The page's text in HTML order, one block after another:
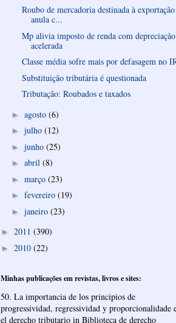
Roubo de mercadoria destinada à exportação
anula c...
Mp alivia imposto de renda com depreciação
acelerada
Classe média sofre mais por defasagem no
Substituição tributária é questionada
Tributação: Roubados e taxados
► agosto (6)
► julho (12)
► junho (25)
► abril (8)
► março (23)
► fevereiro (19)
► janeiro (23)
► 2011 (390)
► 2010 (22)
Minhas publicações em revistas, livros e sites:
50. La importancia de los principios de
progressividad, regressividad y proporcionalidade
el derecho tributario in Biblioteca de derecho